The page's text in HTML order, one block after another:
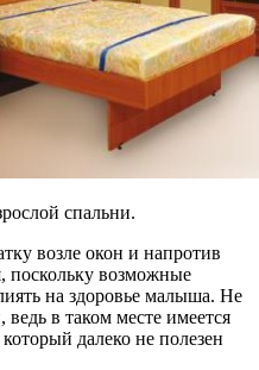
спальни.
возле окон и напротив
поскольку возможные
на здоровье малыша. Не
ведь в таком месте имеется
далеко не полезен